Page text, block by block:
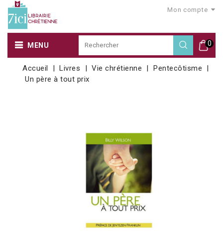
Mon compte
0
MENU
Accueil Livres Vie chrétienne
Pentecôtisme
Un père à tout prix